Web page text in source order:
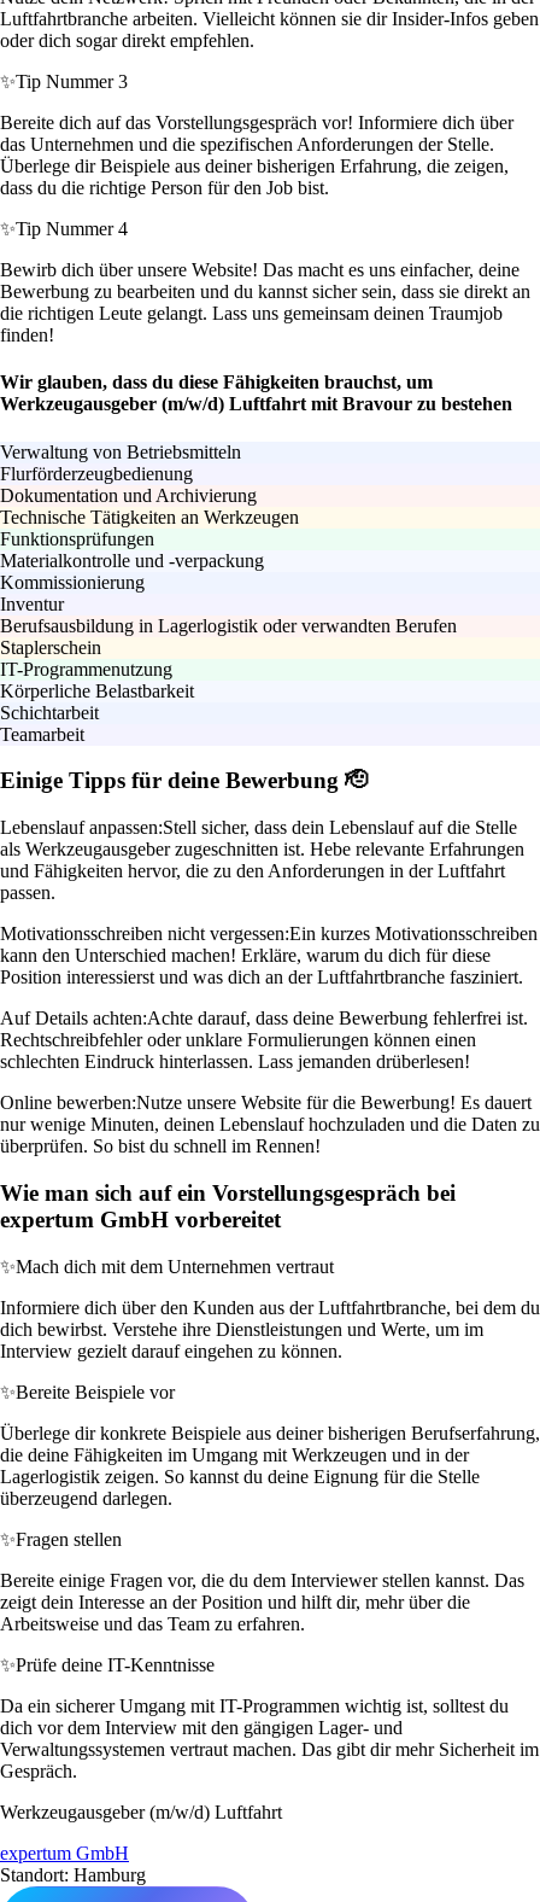
Luftfahrtbranche arbeiten. Vielleicht können sie dir Insider-Infos geben
oder dich sogar direkt empfehlen.
✨Tip Nummer 3
Bereite dich auf das Vorstellungsgespräch vor! Informiere dich über
das Unternehmen und die spezifischen Anforderungen der Stelle.
Überlege dir Beispiele aus deiner bisherigen Erfahrung, die zeigen,
dass du die richtige Person für den Job bist.
✨Tip Nummer 4
Bewirb dich über unsere Website! Das macht es uns einfacher, deine
Bewerbung zu bearbeiten und du kannst sicher sein, dass sie direkt an
die richtigen Leute gelangt. Lass uns gemeinsam deinen Traumjob
finden!
Wir glauben, dass du diese Fähigkeiten brauchst, um
Werkzeugausgeber (m/w/d) Luftfahrt mit Bravour zu bestehen
Verwaltung von Betriebsmitteln
Flurförderzeugbedienung
Dokumentation und Archivierung
Technische Tätigkeiten an Werkzeugen
Funktionsprüfungen
Materialkontrolle und -verpackung
Kommissionierung
Inventur
Berufsausbildung in Lagerlogistik oder verwandten Berufen
Staplerschein
IT-Programmenutzung
Körperliche Belastbarkeit
Schichtarbeit
Teamarbeit
Einige Tipps für deine Bewerbung 🫡
Lebenslauf anpassen:Stell sicher, dass dein Lebenslauf auf die Stelle
als Werkzeugausgeber zugeschnitten ist. Hebe relevante Erfahrungen
und Fähigkeiten hervor, die zu den Anforderungen in der Luftfahrt
passen.
Motivationsschreiben nicht vergessen:Ein kurzes Motivationsschreiben
kann den Unterschied machen! Erkläre, warum du dich für diese
Position interessierst und was dich an der Luftfahrtbranche fasziniert.
Auf Details achten:Achte darauf, dass deine Bewerbung fehlerfrei ist.
Rechtschreibfehler oder unklare Formulierungen können einen
schlechten Eindruck hinterlassen. Lass jemanden drüberlesen!
Online bewerben:Nutze unsere Website für die Bewerbung! Es dauert
nur wenige Minuten, deinen Lebenslauf hochzuladen und die Daten zu
überprüfen. So bist du schnell im Rennen!
Wie man sich auf ein Vorstellungsgespräch bei
expertum GmbH vorbereitet
✨Mach dich mit dem Unternehmen vertraut
Informiere dich über den Kunden aus der Luftfahrtbranche, bei dem du
dich bewirbst. Verstehe ihre Dienstleistungen und Werte, um im
Interview gezielt darauf eingehen zu können.
✨Bereite Beispiele vor
Überlege dir konkrete Beispiele aus deiner bisherigen Berufserfahrung,
die deine Fähigkeiten im Umgang mit Werkzeugen und in der
Lagerlogistik zeigen. So kannst du deine Eignung für die Stelle
überzeugend darlegen.
✨Fragen stellen
Bereite einige Fragen vor, die du dem Interviewer stellen kannst. Das
zeigt dein Interesse an der Position und hilft dir, mehr über die
Arbeitsweise und das Team zu erfahren.
✨Prüfe deine IT-Kenntnisse
Da ein sicherer Umgang mit IT-Programmen wichtig ist, solltest du
dich vor dem Interview mit den gängigen Lager- und
Verwaltungssystemen vertraut machen. Das gibt dir mehr Sicherheit im
Gespräch.
Werkzeugausgeber (m/w/d) Luftfahrt
expertum GmbH
Standort: Hamburg